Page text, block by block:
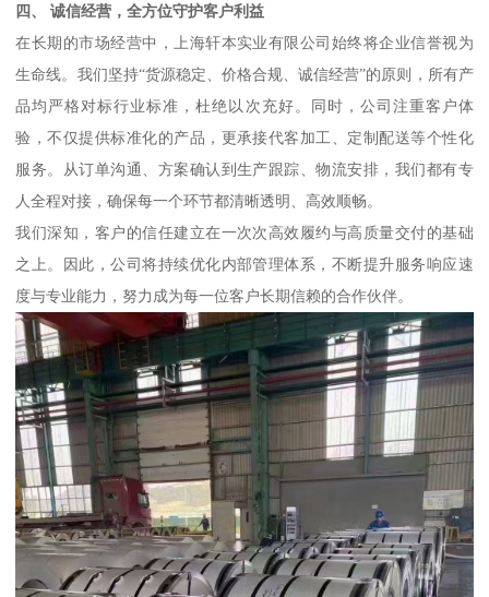
四、 诚信经营，全方位守护客户利益
在长期的市场经营中，上海轩本实业有限公司始终将企业信誉视为
生命线。我们坚持“货源稳定、价格合规、诚信经营”的原则，所有产
品均严格对标行业标准，杜绝以次充好。同时，公司注重客户体
验，不仅提供标准化的产品，更承接代客加工、定制配送等个性化
服务。从订单沟通、方案确认到生产跟踪、物流安排，我们都有专
人全程对接，确保每一个环节都清晰透明、高效顺畅。
我们深知，客户的信任建立在一次次高效履约与高质量交付的基础
之上。因此，公司将持续优化内部管理体系，不断提升服务响应速
度与专业能力，努力成为每一位客户长期信赖的合作伙伴。